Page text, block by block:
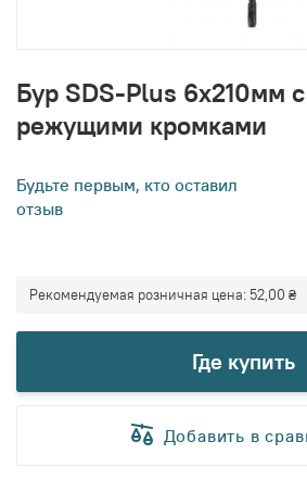
Бур SDS-Plus 6х210мм
режущими кромками
Будьте первым, кто оставил
отзыв
Рекомендуемая розничная цена: 52,00 ₴
Где купить
Добавить в
началу
галереи
изображений